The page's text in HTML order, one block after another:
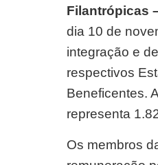
Filantrópicas
dia 10 de
integração e
respectivos
Beneficentes.
representa
Os membros